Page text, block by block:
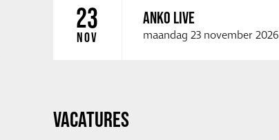
23
NOV
ANKO LIVE
maandag 23 november 2026
VACATURES